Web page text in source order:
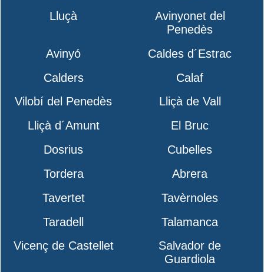
Lluçà
Avinyonet del
Penedès
Avinyó
Caldes d´Estrac
Calders
Calaf
Vilobí del Penedès
Lliçà de Vall
Lliçà d´Amunt
El Bruc
Dosrius
Cubelles
Tordera
Abrera
Tavertet
Tavèrnoles
Taradell
Talamanca
Vicenç de Castellet
Salvador de
Guardiola